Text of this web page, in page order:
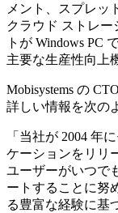
メント、スプレッ
クラウド ストレ
トが Windows PC
主要な生産性向上
Mobisystems の
詳しい情報を次の
「当社が 2004 年
ケーションをリリ
ユーザーがいつで
ートすることに努
る豊富な経験に基